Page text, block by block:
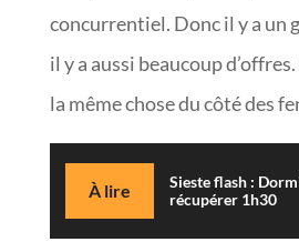
concurrentiel. Donc il y a un
il y a aussi beaucoup d’offres.
la même chose du côté des
À lire
Sieste flash :
récupérer 1h30